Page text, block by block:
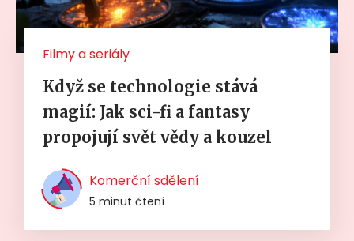
Filmy a seriály
Když se technologie stává
magií: Jak sci-fi a fantasy
propojují svět vědy a kouzel
Komerční sdělení
5 minut čtení